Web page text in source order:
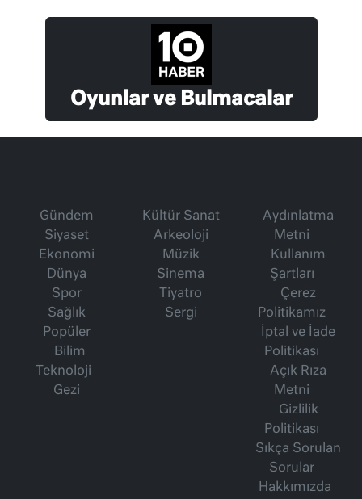
Oyunlar ve Bulmacalar
Gündem
Siyaset
Ekonomi
Dünya
Spor
Sağlık
Popüler
Bilim
Teknoloji
Gezi
Kültür Sanat
Arkeoloji
Müzik
Sinema
Tiyatro
Sergi
Aydınlatma
Metni
Kullanım
Şartları
Çerez
Politikamız
İptal ve İade
Politikası
Açık Rıza
Metni
Gizlilik
Politikası
Sıkça Sorulan
Sorular
Hakkımızda